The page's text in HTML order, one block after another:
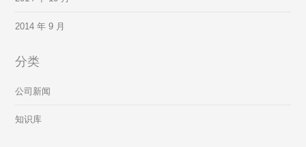
2014 年 9 月
分类
公司新闻
知识库